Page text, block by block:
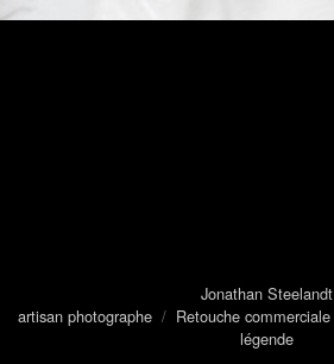
Jonathan Steelandt
artisan photographe / Retouche commerciale
légende